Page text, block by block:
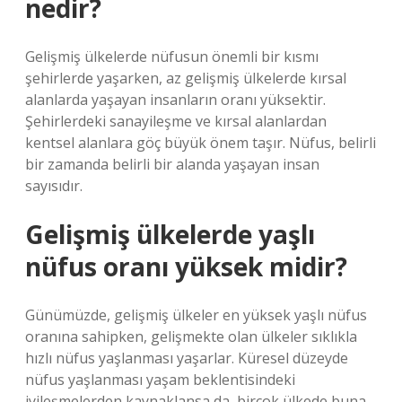
nedir?
Gelişmiş ülkelerde nüfusun önemli bir kısmı
şehirlerde yaşarken, az gelişmiş ülkelerde kırsal
alanlarda yaşayan insanların oranı yüksektir.
Şehirlerdeki sanayileşme ve kırsal alanlardan
kentsel alanlara göç büyük önem taşır. Nüfus, belirli
bir zamanda belirli bir alanda yaşayan insan
sayısıdır.
Gelişmiş ülkelerde yaşlı
nüfus oranı yüksek midir?
Günümüzde, gelişmiş ülkeler en yüksek yaşlı nüfus
oranına sahipken, gelişmekte olan ülkeler sıklıkla
hızlı nüfus yaşlanması yaşarlar. Küresel düzeyde
nüfus yaşlanması yaşam beklentisindeki